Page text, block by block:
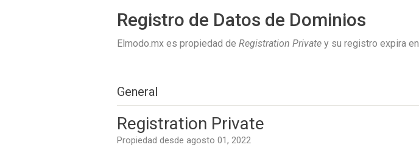
Registro de Datos de Dominios
Elmodo.mx es propiedad de Registration Private y su registro expira en
General
Registration Private
Propiedad desde agosto 01, 2022